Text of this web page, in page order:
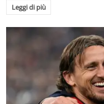
Leggi di più